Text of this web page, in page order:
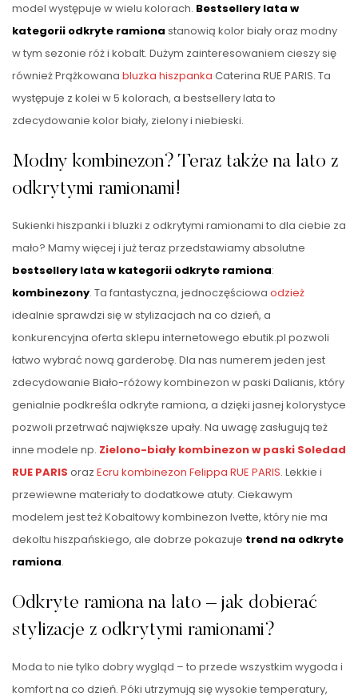
model występuje w wielu kolorach. Bestsellery lata w
kategorii odkryte ramiona stanowią kolor biały oraz modny
w tym sezonie róż i kobalt. Dużym zainteresowaniem cieszy się
również Prążkowana bluzka hiszpanka Caterina RUE PARIS. Ta
występuje z kolei w 5 kolorach, a bestsellery lata to
zdecydowanie kolor biały, zielony i niebieski.
Modny kombinezon? Teraz także na lato z
odkrytymi ramionami!
Sukienki hiszpanki i bluzki z odkrytymi ramionami to dla ciebie za
mało? Mamy więcej i już teraz przedstawiamy absolutne
bestsellery lata w kategorii odkryte ramiona:
kombinezony. Ta fantastyczna, jednoczęściowa odzież
idealnie sprawdzi się w stylizacjach na co dzień, a
konkurencyjna oferta sklepu internetowego ebutik.pl pozwoli
łatwo wybrać nową garderobę. Dla nas numerem jeden jest
zdecydowanie Biało-różowy kombinezon w paski Dalianis, który
genialnie podkreśla odkryte ramiona, a dzięki jasnej kolorystyce
pozwoli przetrwać największe upały. Na uwagę zasługują też
inne modele np. Zielono-biały kombinezon w paski Soledad
RUE PARIS oraz Ecru kombinezon Felippa RUE PARIS. Lekkie i
przewiewne materiały to dodatkowe atuty. Ciekawym
modelem jest też Kobaltowy kombinezon Ivette, który nie ma
dekoltu hiszpańskiego, ale dobrze pokazuje trend na odkryte
ramiona.
Odkryte ramiona na lato – jak dobierać
stylizacje z odkrytymi ramionami?
Moda to nie tylko dobry wygląd – to przede wszystkim wygoda i
komfort na co dzień. Póki utrzymują się wysokie temperatury,